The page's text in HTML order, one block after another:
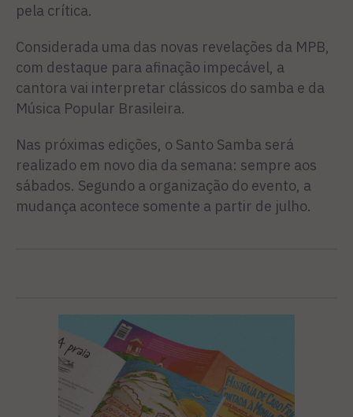
pela crítica.
Considerada uma das novas revelações da MPB,
com destaque para afinação impecável, a
cantora vai interpretar clássicos do samba e da
Música Popular Brasileira.
Nas próximas edições, o Santo Samba será
realizado em novo dia da semana: sempre aos
sábados. Segundo a organização do evento, a
mudança acontece somente a partir de julho.